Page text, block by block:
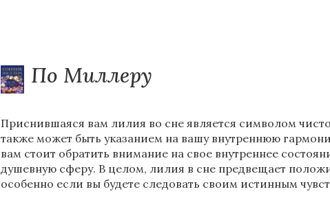
По Миллеру
Приснившаяся вам лилия во сне является символом
также может быть указанием на вашу внутреннюю
вам стоит обратить внимание на свое внутреннее
душевную сферу. В целом, лилия в сне предвещает
особенно если вы будете следовать своим истинным